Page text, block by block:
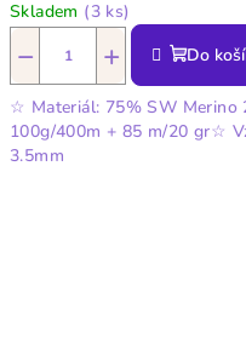
Skladem (3 ks)
+
− Do
☆ Materiál: 75% SW Merino
100g/400m + 85 m/20 gr☆
3.5mm